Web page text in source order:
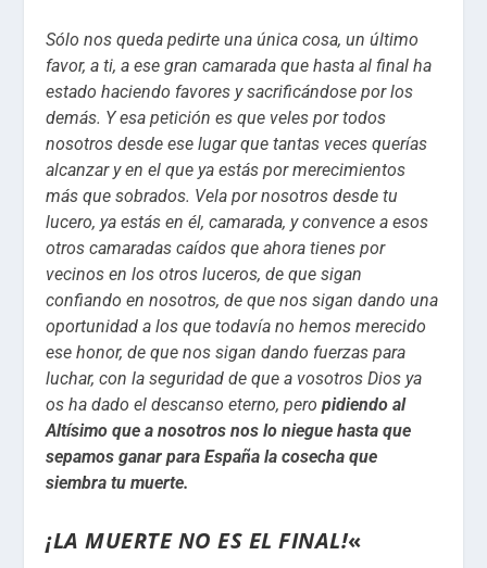
Sólo nos queda pedirte una única cosa, un último
favor, a ti, a ese gran camarada que hasta al final ha
estado haciendo favores y sacrificándose por los
demás. Y esa petición es que veles por todos
nosotros desde ese lugar que tantas veces querías
alcanzar y en el que ya estás por merecimientos
más que sobrados. Vela por nosotros desde tu
lucero, ya estás en él, camarada, y convence a esos
otros camaradas caídos que ahora tienes por
vecinos en los otros luceros, de que sigan
confiando en nosotros, de que nos sigan dando una
oportunidad a los que todavía no hemos merecido
ese honor, de que nos sigan dando fuerzas para
luchar, con la seguridad de que a vosotros Dios ya
os ha dado el descanso eterno, peropidiendo al
Altísimo que a nosotros nos lo niegue hasta que
sepamos ganar para España la cosecha que
siembra tu muerte.
¡LA MUERTE NO ES EL FINAL!«